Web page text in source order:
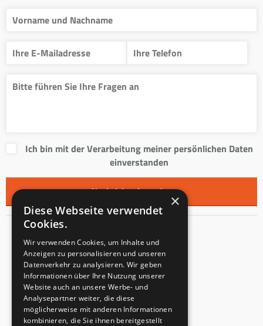
Ich bin mit der Verarbeitung meiner persönlichen Daten
einverstanden
Kontakt
Innentreppen s.r.o.
Mladoňovice 65
PLZ: 675 32
Tschechien
×
Diese Webseite verwendet
Cookies.
Wir verwenden Cookies, um Inhalte und
Anzeigen zu personalisieren und unseren
Datenverkehr zu analysieren. Wir geben
Informationen über Ihre Nutzung unserer
Website auch an unsere Werbe- und
Analysepartner weiter, die diese
möglicherweise mit anderen Informationen
kombinieren, die Sie ihnen bereitgestellt